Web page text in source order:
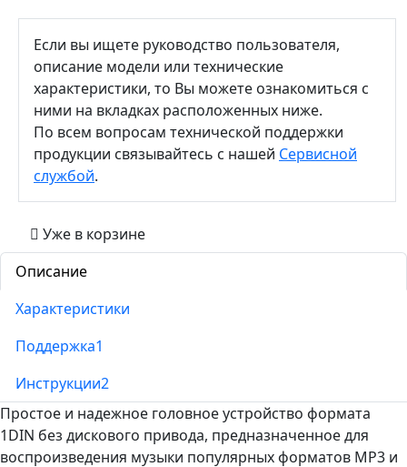
Если вы ищете руководство пользователя,
описание модели или технические
характеристики, то Вы можете ознакомиться с
ними на вкладках расположенных ниже.
По всем вопросам технической поддержки
продукции связывайтесь с нашей Сервисной
службой.
Уже в корзине
Описание
Характеристики
Поддержка1
Инструкции2
Простое и надежное головное устройство формата
1DIN без дискового привода, предназначенное для
воспроизведения музыки популярных форматов MP3 и